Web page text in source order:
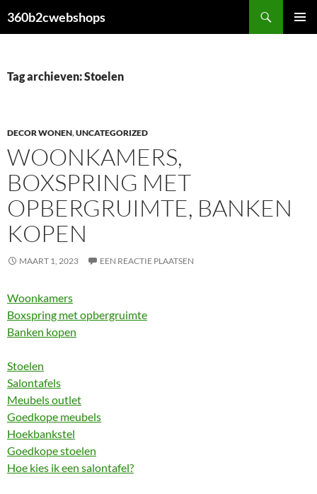
naar
360b2cwebshops
Tag archieven: Stoelen
DECOR WONEN,UNCATEGORIZED
WOONKAMERS,
BOXSPRING MET
OPBERGRUIMTE, BANKEN
KOPEN
MAART 1, 2023 EEN REACTIE PLAATSEN
Woonkamers
Boxspring met opbergruimte
Banken kopen
Stoelen
Salontafels
Meubels outlet
Goedkope meubels
Hoekbankstel
Goedkope stoelen
Hoe kies ik een salontafel?